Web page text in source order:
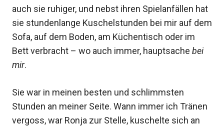
auch sie ruhiger, und nebst ihren Spielanfällen hat
sie stundenlange Kuschelstunden bei mir auf dem
Sofa, auf dem Boden, am Küchentisch oder im
Bett verbracht – wo auch immer, hauptsache bei
mir.
Sie war in meinen besten und schlimmsten
Stunden an meiner Seite. Wann immer ich Tränen
vergoss, war Ronja zur Stelle, kuschelte sich an